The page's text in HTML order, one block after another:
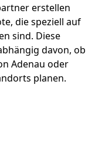
erstellen
die speziell auf
sind. Diese
davon, ob
Adenau oder
planen.